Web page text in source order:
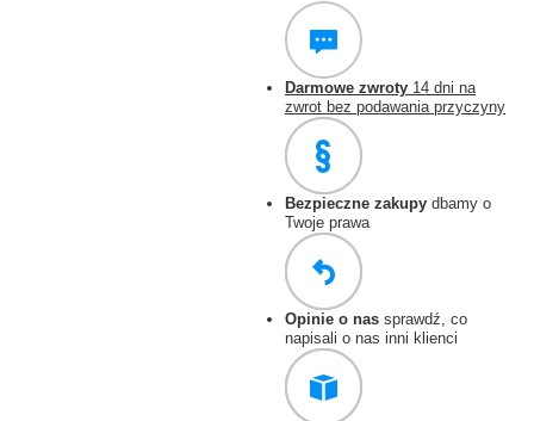
Darmowe zwroty 14 dni na
zwrot bez podawania przyczyny
Bezpieczne zakupy dbamy o
Twoje prawa
Opinie o nas sprawdź, co
napisali o nas inni klienci